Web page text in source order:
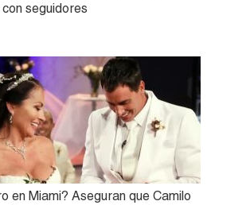
seguidores
en Miami? Aseguran que Camilo